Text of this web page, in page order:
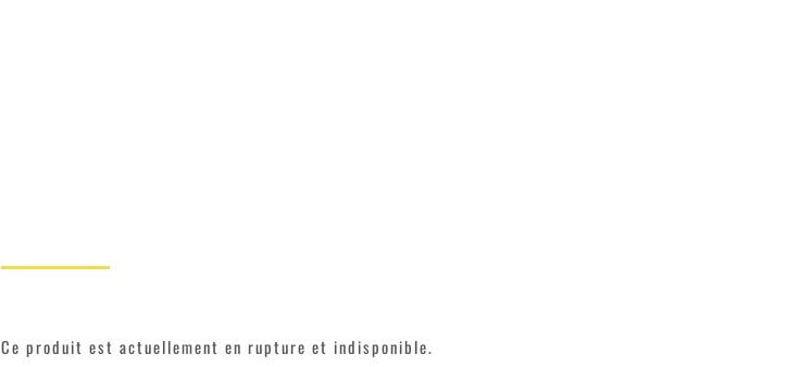
Ce produit est actuellement en rupture et indisponible.